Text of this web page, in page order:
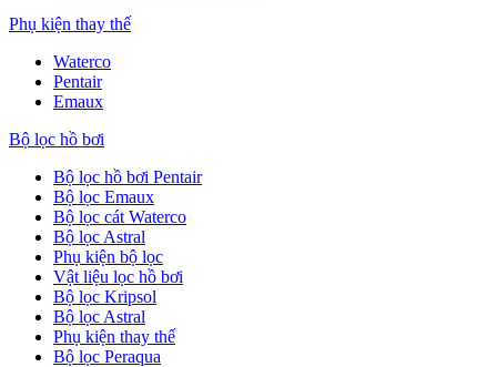
Phụ kiện thay thế
Waterco
Pentair
Emaux
Bộ lọc hồ bơi
Bộ lọc hồ bơi Pentair
Bộ lọc Emaux
Bộ lọc cát Waterco
Bộ lọc Astral
Phụ kiện bộ lọc
Vật liệu lọc hồ bơi
Bộ lọc Kripsol
Bộ lọc Astral
Phụ kiện thay thế
Bộ lọc Peraqua